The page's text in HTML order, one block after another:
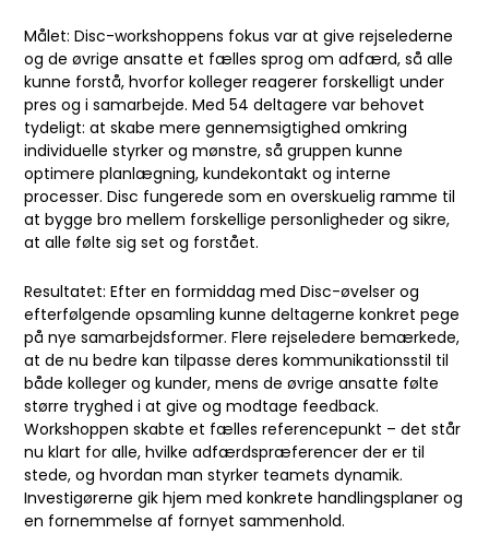
Målet: Disc-workshoppens fokus var at give rejselederne
og de øvrige ansatte et fælles sprog om adfærd, så alle
kunne forstå, hvorfor kolleger reagerer forskelligt under
pres og i samarbejde. Med 54 deltagere var behovet
tydeligt: at skabe mere gennemsigtighed omkring
individuelle styrker og mønstre, så gruppen kunne
optimere planlægning, kundekontakt og interne
processer. Disc fungerede som en overskuelig ramme til
at bygge bro mellem forskellige personligheder og sikre,
at alle følte sig set og forstået.
Resultatet: Efter en formiddag med Disc-øvelser og
efterfølgende opsamling kunne deltagerne konkret pege
på nye samarbejdsformer. Flere rejseledere bemærkede,
at de nu bedre kan tilpasse deres kommunikationsstil til
både kolleger og kunder, mens de øvrige ansatte følte
større tryghed i at give og modtage feedback.
Workshoppen skabte et fælles referencepunkt – det står
nu klart for alle, hvilke adfærdspræferencer der er til
stede, og hvordan man styrker teamets dynamik.
Investigørerne gik hjem med konkrete handlingsplaner og
en fornemmelse af fornyet sammenhold.